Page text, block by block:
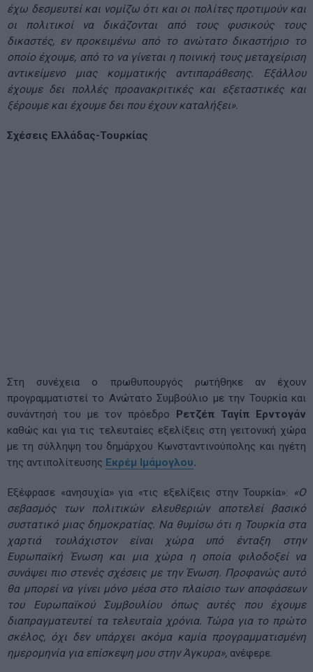
έχω δεσμευτεί και νομίζω ότι και οι πολίτες προτιμούν και
οι πολιτικοί να δικάζονται από τους φυσικούς τους
δικαστές, εν προκειμένω από το ανώτατο δικαστήριο το
οποίο έχουμε, από το να γίνεται η ποινική τους μεταχείριση
αντικείμενο μιας κομματικής αντιπαράθεσης. Εξάλλου
έχουμε δει πολλές προανακριτικές και εξεταστικές και
ξέρουμε και έχουμε δει που έχουν καταλήξει».
Σχέσεις Ελλάδας-Τουρκίας
Στη συνέχεια ο πρωθυπουργός ρωτήθηκε αν έχουν
προγραμματιστεί το Ανώτατο Συμβούλιο με την Τουρκία και
συνάντησή του με τον πρόεδρο Ρετζέπ Ταγίπ Ερντογάν
καθώς και για τις τελευταίες εξελίξεις στη γειτονική χώρα
με τη σύλληψη του δημάρχου Κωνσταντινούπολης και ηγέτη
της αντιπολίτευσης Εκρέμ Ιμάμογλου.
Εξέφρασε «ανησυχία» για «τις εξελίξεις στην Τουρκία»:
«Ο
σεβασμός των πολιτικών ελευθεριών αποτελεί βασικό
συστατικό μιας δημοκρατίας. Να θυμίσω ότι η Τουρκία στα
χαρτιά τουλάχιστον είναι χώρα υπό ένταξη στην
Ευρωπαϊκή Ένωση και μια χώρα η οποία φιλοδοξεί να
συνάψει πιο στενές σχέσεις με την Ένωση. Προφανώς αυτό
θα μπορεί να γίνει μόνο μέσα στο πλαίσιο των αποφάσεων
του Ευρωπαϊκού Συμβουλίου όπως αυτές που έχουμε
διαπραγματευτεί τα τελευταία χρόνια. Τώρα για το πρώτο
σκέλος, όχι δεν υπάρχει ακόμα καμία προγραμματισμένη
ημερομηνία για επίσκεψη μου στην Άγκυρα», ανέφερε.